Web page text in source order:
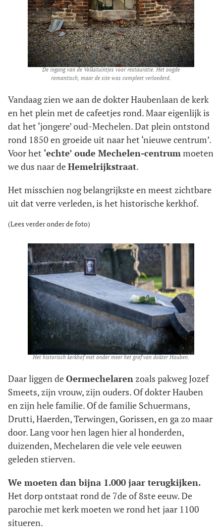
De ingang van de Volkstuintjes voor restauratie. Het oogde
romantisch, maar de site was compleet verloederd.
Vandaag zien we aan de dokter Haubenlaan de kerk
en het plein met de cafeetjes rond. Maar eigenlijk is
dat het ‘jongere’ oud-Mechelen. Dat plein ontstond
rond 1850 en groeide uit naar het ‘nieuwe centrum’.
Voor het ‘echte’ oude Mechelen-centrummoeten
we dus naar deHemelrijkstraat.
Het misschien nog belangrijkste en meest zichtbare
uit dat verre verleden, is het historische kerkhof.
(Lees verder onder de foto)
Het historisch kerkhof met onder meer het graf van dokter Hauben.
Daar liggen deOermechelarenzoals pakweg Jozef
Smeets, zijn vrouw, zijn ouders. Of dokter Hauben
en zijn hele familie. Of de familie Schuermans,
Drutti, Haerden, Terwingen, Gorissen, en ga zo maar
door. Lang voor hen lagen hier al honderden,
duizenden, Mechelaren die vele vele eeuwen
geleden stierven.
We moeten dan bijna 1.000 jaar terugkijken.
Het dorp ontstaat rond de 7de of 8ste eeuw. De
parochie met kerk moeten we rond het jaar 1100
situeren.